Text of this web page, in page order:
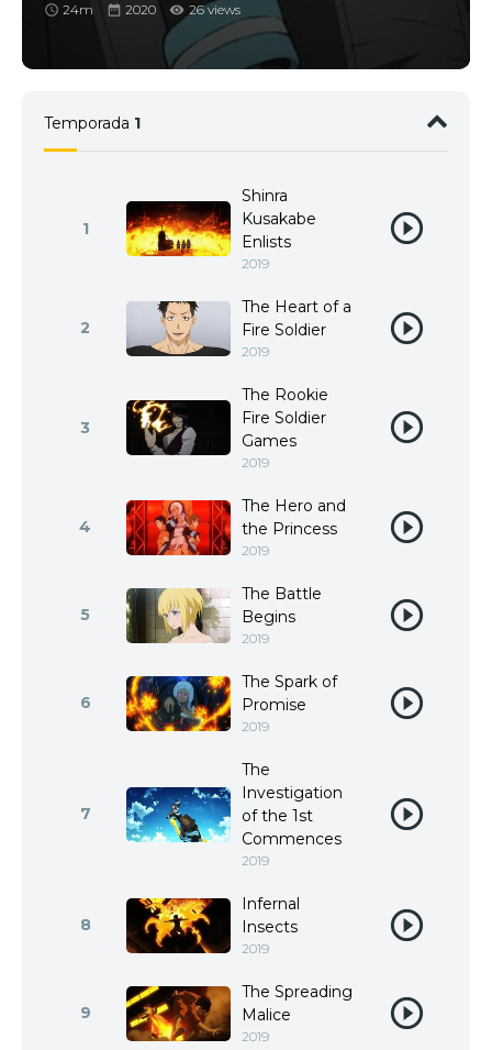
24m 2020 26 views
Temporada 1
1
Shinra
Kusakabe
Enlists
2019
2
The Heart of a
Fire Soldier
2019
3
The Rookie
Fire Soldier
Games
2019
4
The Hero and
the Princess
2019
5
The Battle
Begins
2019
6
The Spark of
Promise
2019
7
The
Investigation
of the 1st
Commences
2019
8
Infernal
Insects
2019
9
The Spreading
Malice
2019